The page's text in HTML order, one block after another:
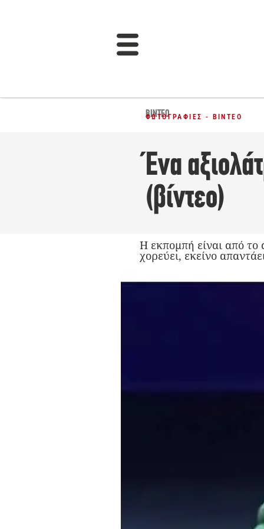
ΒΊΝΤΕΟ
ΦΩΤΟΓΡΑΦΊΕΣ - ΒΊΝΤΕΟ
Ένα
(βίντεο)
Η εκπομπή είναι από το
χορεύει, εκείνο